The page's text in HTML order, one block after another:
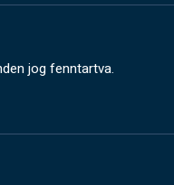
jog fenntartva.